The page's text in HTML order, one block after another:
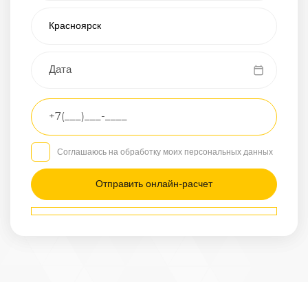
Грузовой
Другое
Транспортное
средство
Седан
/
Маршрут
Москва —
Соглашаюсь на обработку моих персональных данных